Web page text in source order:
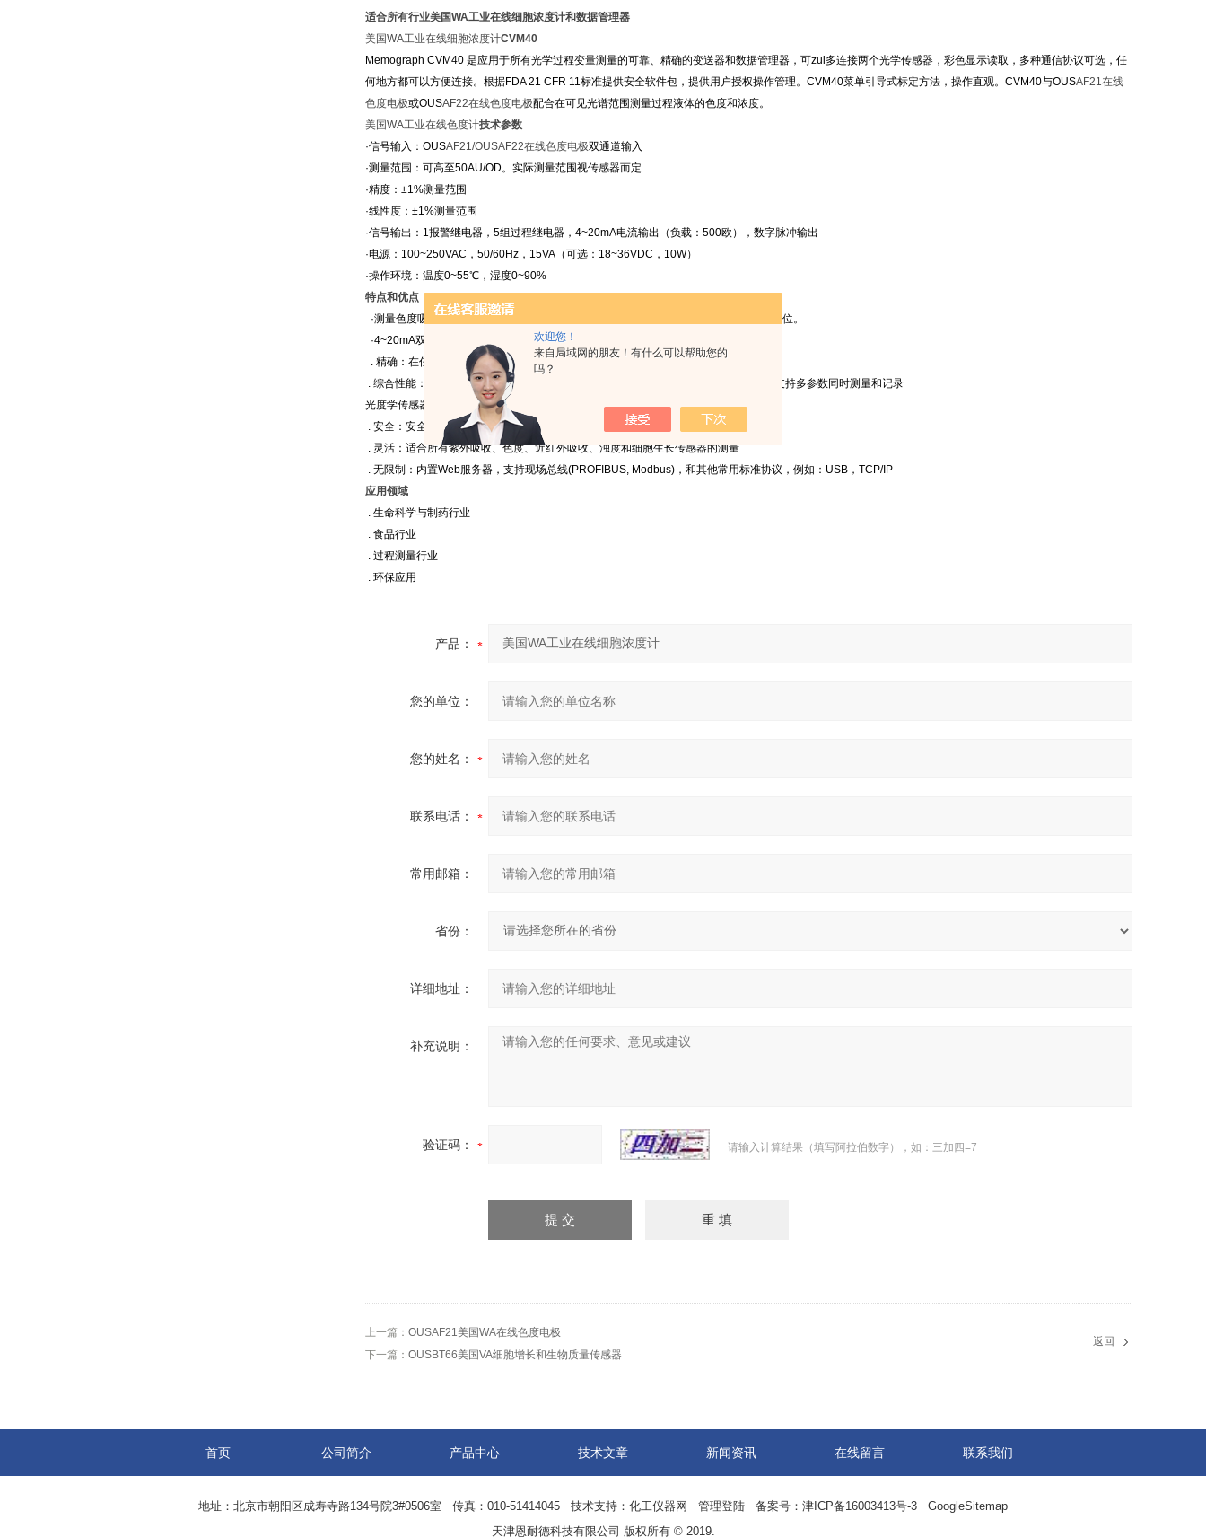
欢迎您！
来自局域网的朋友！有什么可以帮助您的
吗？
适合所有行业美国WA工业在线细胞浓度计和数据管理器
美国WA工业在线细胞浓度计CVM40
Memograph CVM40 是应用于所有光学过程变量测量的可靠、精确的变送器和数据管理器，可zui多连接两个光学传感器，彩色显示读取，多种通信协议可选，任
何地方都可以方便连接。根据FDA 21 CFR 11标准提供安全软件包，提供用户授权操作管理。CVM40菜单引导式标定方法，操作直观。CVM40与OUSAF21在线
色度电极或OUSAF22在线色度电极配合在可见光谱范围测量过程液体的色度和浓度。
美国WA工业在线色度计技术参数
·信号输入：OUSAF21/OUSAF22在线色度电极双通道输入
·测量范围：可高至50AU/OD。实际测量范围视传感器而定
·精度：±1%测量范围
·线性度：±1%测量范围
·信号输出：1报警继电器，5组过程继电器，4~20mA电流输出（负载：500欧），数字脉冲输出
·电源：100~250VAC，50/60Hz，15VA（可选：18~36VDC，10W）
·操作环境：温度0~55℃，湿度0~90%
特点和优点
·测量色度吸光率高至5AU/OD单位，或Hazen，APHA，ASTM，EBC，Pt-Co等色度单位。
·4~20mA双电流输出
. 精确：在任何情况下，Memograph CVM40 都能提供精确测量值
. 综合性能：zui多4个光学通道，zui多可连接两个光学传感器，两路通用模拟量通道，支持多参数同时测量和记录
光度学传感器的菜单引导式标定
. 安全：安全软件包，带用户授权的操作管理和电子签名
. 灵活：适合所有紫外吸收、色度、近红外吸收、浊度和细胞生长传感器的测量
. 无限制：内置Web服务器，支持现场总线(PROFIBUS, Modbus)，和其他常用标准协议，例如：USB，TCP/IP
应用领域
. 生命科学与制药行业
. 食品行业
. 过程测量行业
. 环保应用
产品：
您的单位：
您的姓名：
联系电话：
常用邮箱：
省份：
详细地址：
补充说明：
验证码： 请输入计算结果（填写阿拉伯数字），如：三加四=7
上一篇： OUSAF21美国WA在线色度电极
下一篇： OUSBT66美国VA细胞增长和生物质量传感器
返回
首页 公司简介 产品中心 技术文章 新闻资讯 在线留言 联系我们
地址：北京市朝阳区成寿寺路134号院3#0506室 传真：010-51414045 技术支持： 化工仪器网 管理登陆 备案号： 津ICP备16003413号-3
GoogleSitemap
天津恩耐德科技有限公司 版权所有 © 2019.